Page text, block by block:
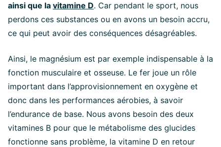
ainsi que la vitamine D. Car pendant le sport, nous
perdons ces substances ou en avons un besoin accru,
ce qui peut avoir des conséquences désagréables.
Ainsi, le magnésium est par exemple indispensable à la
fonction musculaire et osseuse. Le fer joue un rôle
important dans l’approvisionnement en oxygène et
donc dans les performances aérobies, à savoir
l’endurance de base. Nous avons besoin des deux
vitamines B pour que le métabolisme des glucides
fonctionne sans problème, la vitamine D en retour